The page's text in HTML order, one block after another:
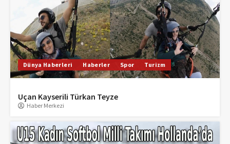
Dünya Haberleri Haberler Spor Turizm
Uçan Kayserili Türkan Teyze
Haber Merkezi